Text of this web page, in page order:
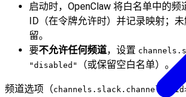
启动时，OpenClaw 将白名单中的
ID（在令牌允许时）并记录映射；
留。
要不允许任何频道，设置
"disabled"
（或保留空白名单）。
频道选项（